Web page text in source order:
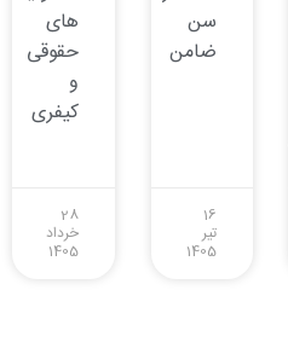
سن
ضامن
16
تیر
1405
های
حقوقی
و
کیفری
28
خرداد
1405